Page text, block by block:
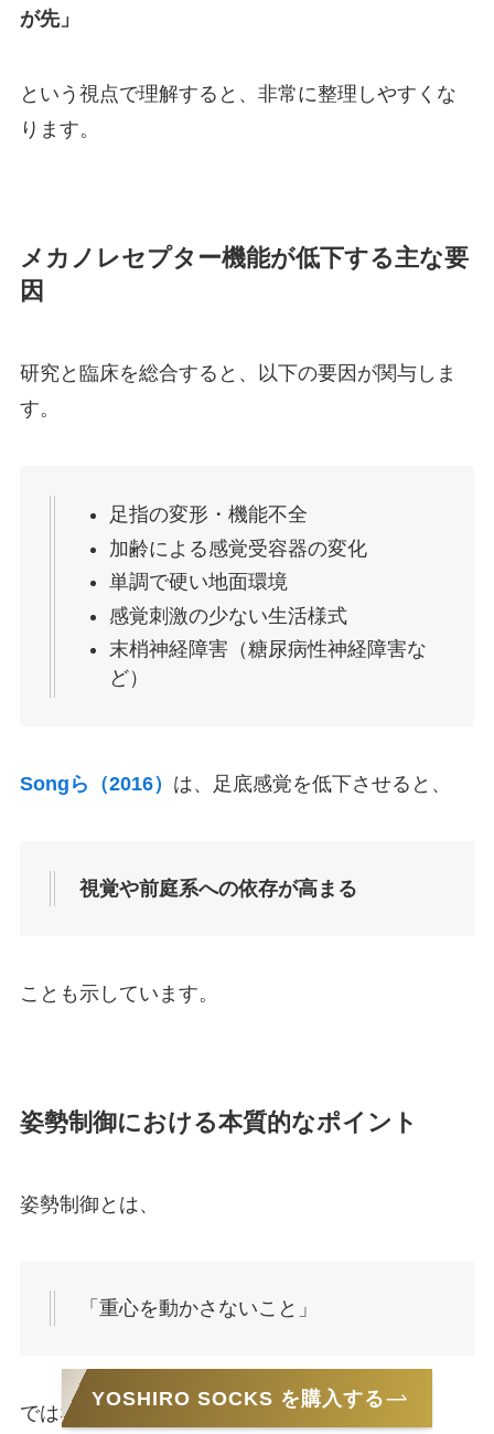
が先」
という視点で理解すると、非常に整理しやすくな
ります。
メカノレセプター機能が低下する主な要
因
研究と臨床を総合すると、以下の要因が関与しま
す。
足指の変形・機能不全
加齢による感覚受容器の変化
単調で硬い地面環境
感覚刺激の少ない生活様式
末梢神経障害（糖尿病性神経障害な
ど）
Songら（2016） は、足底感覚を低下させると、
視覚や前庭系への依存が高まる
ことも示しています。
姿勢制御における本質的なポイント
姿勢制御とは、
「重心を動かさないこと」
ではなく
YOSHIRO SOCKS を購入する